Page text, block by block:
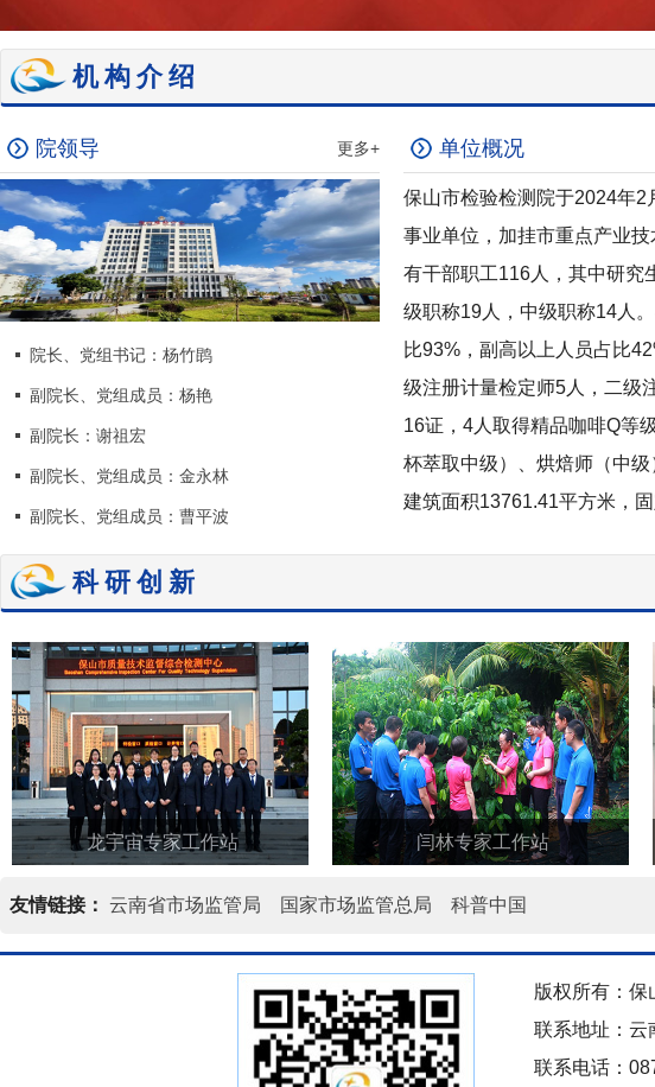
机构介绍
院领导 更多+
院长、党组书记：杨竹鹍
副院长、党组成员：杨艳
副院长：谢祖宏
副院长、党组成员：金永林
副院长、党组成员：曹平波
单位概况
保山市检验检测院于2024年
事业单位，加挂市重点产业
有干部职工116人，其中研究
级职称19人，中级职称14人
比93%，副高以上人员占比
级注册计量检定师5人，二级
16证，4人取得精品咖啡Q等
杯萃取中级）、烘焙师（中
建筑面积13761.41平方米，
科研创新
龙宇宙专家工作站 闫林专家工作站
友情链接： 云南省市场监管局 国家市场监管总局 科普中国
版权所有：保
联系地址：云
联系电话：